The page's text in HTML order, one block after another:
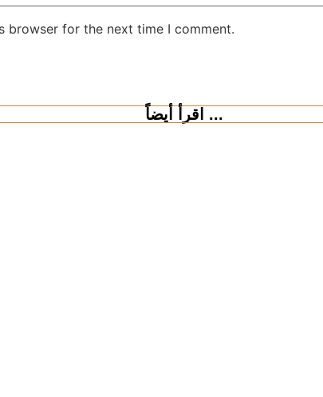
browser for the next time I comment.
اقرأ أيضاً ...